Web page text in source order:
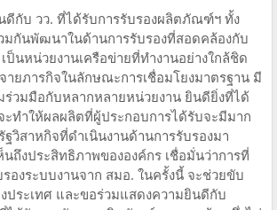
ดีกับ วว. ที่ได้รับการรับรองผลิตภัณฑ์ฯ ทั้ง
มกันพัฒนาในด้านการรับรองที่สอดคล้องกับ
ป็นหน่วยงานเครือข่ายที่ทำงานอย่างใกล้ชิด
ายภารกิจในลักษณะการเชื่อมโยงมาตรฐาน มี
ร่วมมือกับหลากหลายหน่วยงาน ยินดียิ่งที่ได้
ะทำให้ผลผลิตที่ผู้ประกอบการได้รับจะมีมาก
วิสาหกิจที่ดำเนินงานด้านการรับรองมา
นถึงประสิทธิภาพขององค์กร เชื่อมั่นว่าการที่
องระบบงานจาก สมอ. ในครั้งนี้ จะช่วยขับ
ประเทศ และขอร่วมแสดงความยินดีกับ